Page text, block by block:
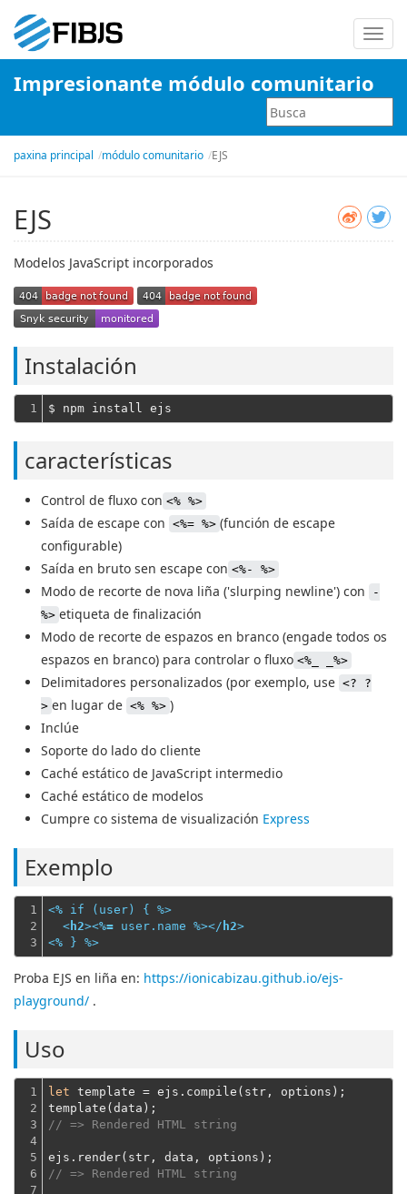
Impresionante módulo comunitario
paxina principal módulo comunitario EJS
EJS
Modelos JavaScript incorporados
Instalación
1
características
Control de fluxo con <% %>
Saída de escape con <%= %> (función de escape
configurable)
Saída en bruto sen escape con <%- %>
Modo de recorte de nova liña ('slurping newline') con
-
%> etiqueta de finalización
Modo de recorte de espazos en branco (engade todos os
espazos en branco) para controlar o fluxo <%_ _%>
Delimitadores personalizados (por exemplo, use <? ?
> en lugar de <% %> )
Inclúe
Soporte do lado do cliente
Caché estático de JavaScript intermedio
Caché estático de modelos
Cumpre co sistema de visualización Express
Exemplo
1
2
3
<% if ( user ) { %>
< h2><%= user.name %></ h2>
<% } %>
Proba EJS en liña en: https://ionicabizau.github.io/ejs-
playground/ .
Uso
1
2
3
4
5
6
7
let template = ejs.compile(str, options);
template(data);
// => Rendered HTML string
ejs.render(str, data, options);
// => Rendered HTML string